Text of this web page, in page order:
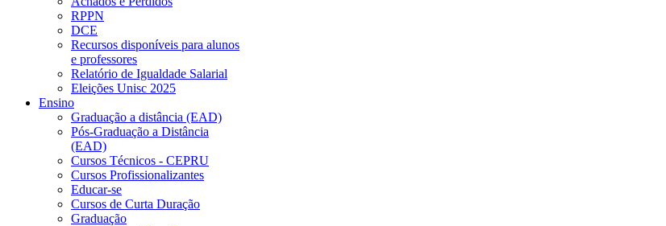
RPPN
DCE
Recursos disponíveis para alunos
e professores
Relatório de Igualdade Salarial
Eleições Unisc 2025
Ensino
Graduação a distância (EAD)
Pós-Graduação a Distância
(EAD)
Cursos Técnicos - CEPRU
Cursos Profissionalizantes
Educar-se
Cursos de Curta Duração
Graduação